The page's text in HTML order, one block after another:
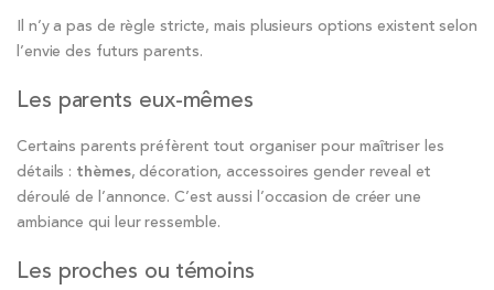
Il n’y a pas de règle stricte, mais plusieurs options existent selon
l’envie des futurs parents.
Les parents eux-mêmes
Certains parents préfèrent tout organiser pour maîtriser les
détails : thèmes, décoration, accessoires gender reveal et
déroulé de l’annonce. C’est aussi l’occasion de créer une
ambiance qui leur ressemble.
Les proches ou témoins